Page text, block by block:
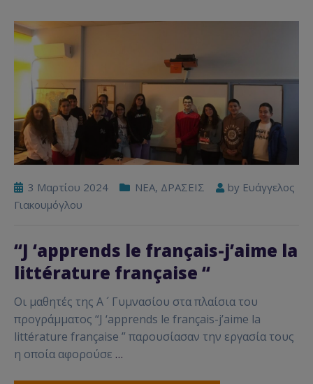
3 Μαρτίου 2024 NEA, ΔΡΑΣΕΙΣ by Ευάγγελος
Γιακουμόγλου
“J ‘apprends le français-j’aime la
littérature française “
Οι μαθητές της Α ´ Γυμνασίου στα πλαίσια του
προγράμματος “J ‘apprends le français-j’aime la
littérature française ” παρουσίασαν την εργασία τους
η οποία αφορούσε …